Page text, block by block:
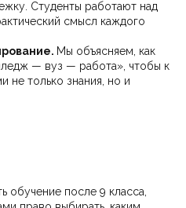
Студенты работают над
смысл каждого
Мы объясняем, как
— вуз — работа», чтобы к
не только знания, но и
обучение после 9 класса,